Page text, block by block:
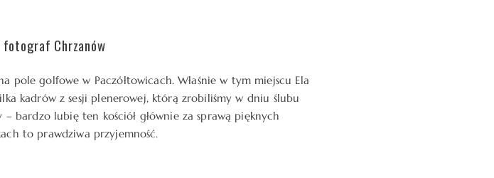
fotograf Chrzanów
pole golfowe w Paczółtowicach. Właśnie w tym miejscu Ela
kadrów z sesji plenerowej, którą zrobiliśmy w dniu ślubu
bardzo lubię ten kościół głównie za sprawą pięknych
to prawdziwa przyjemność.